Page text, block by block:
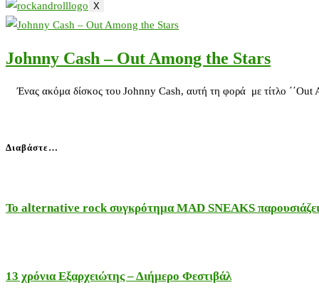
X
Johnny Cash – Out Among the Stars
Ένας ακόμα δίσκος του Johnny Cash, αυτή τη φορά με τίτλο ΄΄Out
Διαβάστε…
Το alternative rock συγκρότημα MAD SNEAKS
13 χρόνια Εξαρχειώτης – Διήμερο Φεστιβάλ